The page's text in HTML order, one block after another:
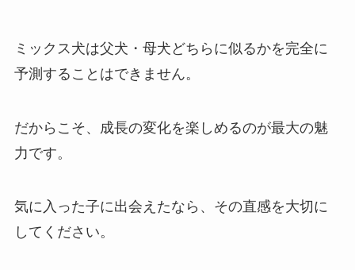
ミックス犬は父犬・母犬どちらに似るかを完全に
予測することはできません。
だからこそ、成長の変化を楽しめるのが最大の魅
力です。
気に入った子に出会えたなら、その直感を大切に
してください。